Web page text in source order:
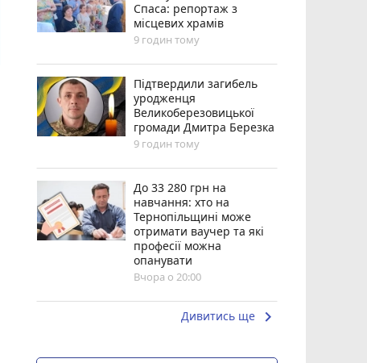
Спаса: репортаж з
місцевих храмів
9 годин тому
Підтвердили загибель
уродженця
Великоберезовицької
громади Дмитра Березка
9 годин тому
До 33 280 грн на
навчання: хто на
Тернопільщині може
отримати ваучер та які
професії можна
опанувати
Вчора о 20:00
Дивитись ще keyboard_arrow_right